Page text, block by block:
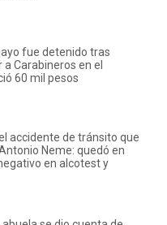
fue detenido tras
Carabineros en el
60 mil pesos
accidente de tránsito que
Neme: quedó en
en alcotest y